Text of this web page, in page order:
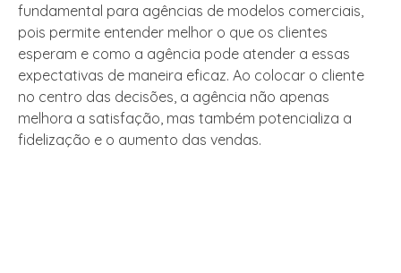
fundamental para agências de modelos comerciais,
pois permite entender melhor o que os clientes
esperam e como a agência pode atender a essas
expectativas de maneira eficaz. Ao colocar o cliente
no centro das decisões, a agência não apenas
melhora a satisfação, mas também potencializa a
fidelização e o aumento das vendas.